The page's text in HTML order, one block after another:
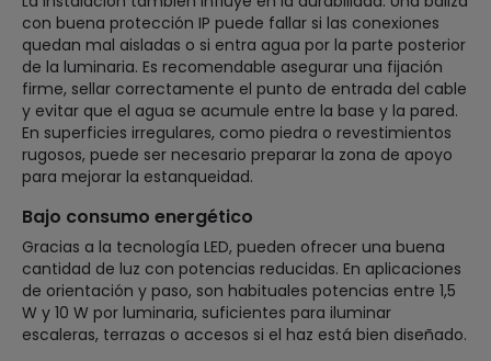
con buena protección IP puede fallar si las conexiones
quedan mal aisladas o si entra agua por la parte posterior
de la luminaria. Es recomendable asegurar una fijación
firme, sellar correctamente el punto de entrada del cable
y evitar que el agua se acumule entre la base y la pared.
En superficies irregulares, como piedra o revestimientos
rugosos, puede ser necesario preparar la zona de apoyo
para mejorar la estanqueidad.
Bajo consumo energético
Gracias a la tecnología LED, pueden ofrecer una buena
cantidad de luz con potencias reducidas. En aplicaciones
de orientación y paso, son habituales potencias entre 1,5
W y 10 W por luminaria, suficientes para iluminar
escaleras, terrazas o accesos si el haz está bien diseñado.